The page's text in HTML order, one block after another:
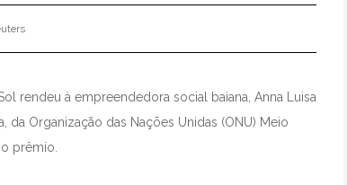
rendeu à empreendedora social baiana, Anna Luisa
da Organização das Nações Unidas (ONU) Meio
prêmio.